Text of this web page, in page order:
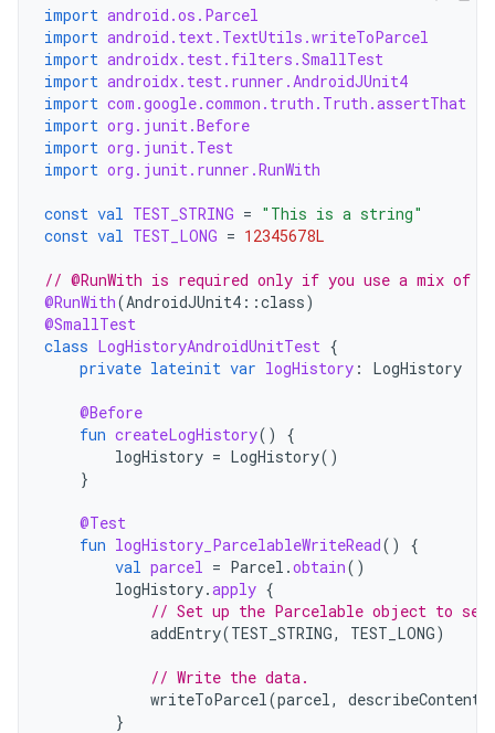
import android.os.Parcel
import android.text.TextUtils.writeToParcel
import androidx.test.filters.SmallTest
import androidx.test.runner.AndroidJUnit4
import com.google.common.truth.Truth.assertThat
import org.junit.Before
import org.junit.Test
import org.junit.runner.RunWith
const val TEST_STRING = "This is a string"
const val TEST_LONG = 12345678L
// @RunWith is required only if you use a mix of
@RunWith(AndroidJUnit4 ::class)
@SmallTest
class LogHistoryAndroidUnitTest {
private lateinit var logHistory : LogHistory
@Before
fun createLogHistory()
{
logHistory = LogHistory()
}
@Test
fun logHistory_ParcelableWriteRead()
{
val parcel = Parcel .obtain()
logHistory.apply {
// Set up the Parcelable object to
addEntry(TEST_STRING, TEST_LONG)
// Write the data.
writeToParcel(parcel, describeContents
}